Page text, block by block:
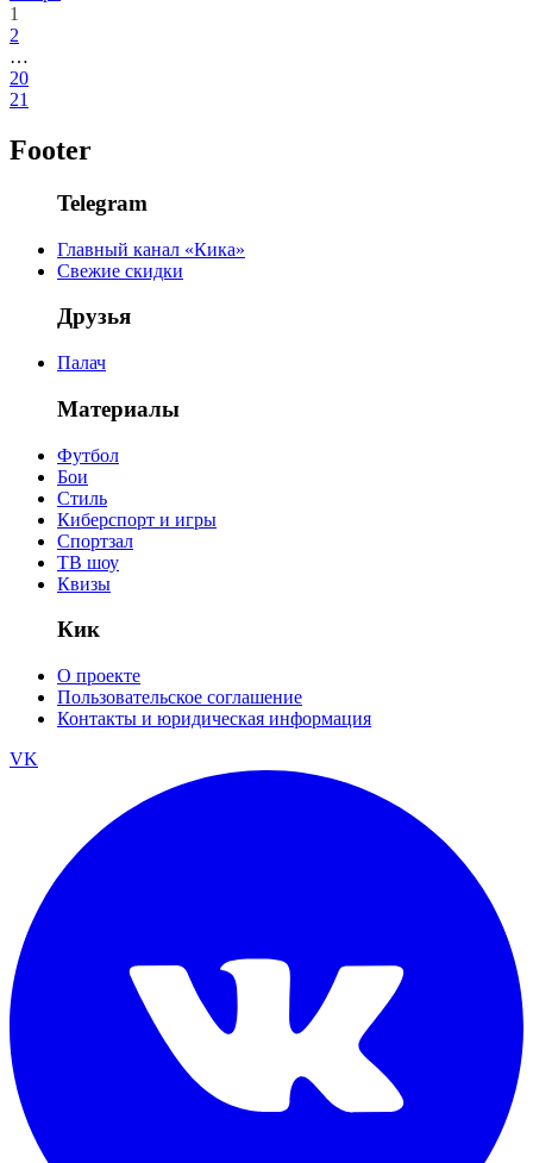
1
2
…
20
21
Footer
Telegram
Главный канал «Кика»
Свежие скидки
Друзья
Палач
Материалы
Футбол
Бои
Стиль
Киберспорт и игры
Спортзал
ТВ шоу
Квизы
Кик
О проекте
Пользовательское соглашение
Контакты и юридическая информация
VK